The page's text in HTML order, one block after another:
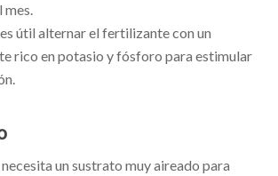
mes.
útil alternar el fertilizante con un
rico en potasio y fósforo para estimular
necesita un sustrato muy aireado para